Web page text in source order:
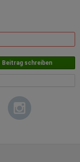
Beitrag schreiben